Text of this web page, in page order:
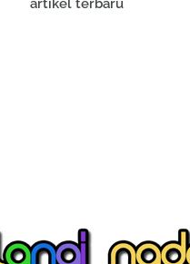
artikel terbaru